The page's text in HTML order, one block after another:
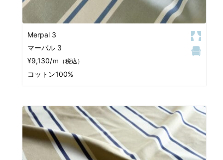
Merpal 3
マーパル 3
¥9,130/ｍ （税込）
コットン100%